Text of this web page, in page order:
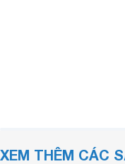
XEM THÊM CÁC